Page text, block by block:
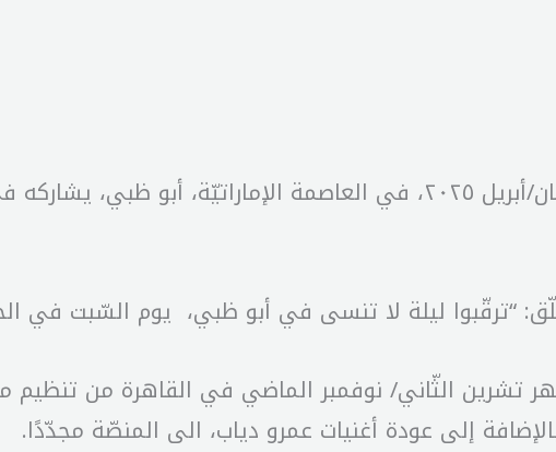
يحيي الفنّان المصريّ، عمرو دياب، حفلًا فنّيًّا في الخامس من نيسان/أبريل ٢٠٢٥، في العاصمة
“ترقّبوا ليلة لا تنسى في أبو ظبي، يوم السّبت في
تشرين الثّاني/ نوفمبر الماضي في القاهرة من تنظيم
إلى عودة أغنيات عمرو دياب، الى المنصّة مجدّدًا.